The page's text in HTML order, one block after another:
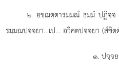
๒. อชฺฌตฺตารมฺมณํ ธมฺมํ ปฏิจฺจ
รมฺมณปจฺจยา…เป… อวิคตปจฺจยา (สํขิตฺ
๑. ปจฺจ